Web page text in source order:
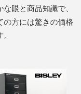
眼と商品知識で、
の方には驚きの価格